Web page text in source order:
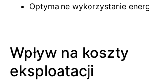
Optymalne wykorzystanie
Wpływ na koszty
eksploatacji